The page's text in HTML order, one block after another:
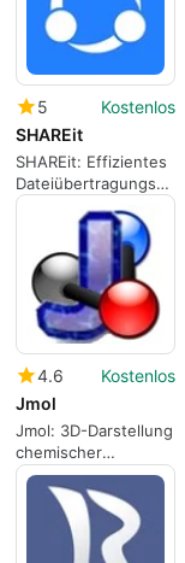
5
Kostenlos
SHAREit
SHAREit: Effizientes
für Windows
4.6
Kostenlos
Jmol
Jmol: 3D-Darstellung
chemischer
Strukturen